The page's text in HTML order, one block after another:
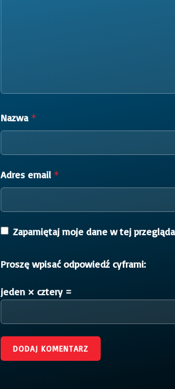
Nazwa *
Adres email *
Zapamiętaj moje dane w tej
Proszę wpisać odpowiedź cyframi:
jeden × cztery =